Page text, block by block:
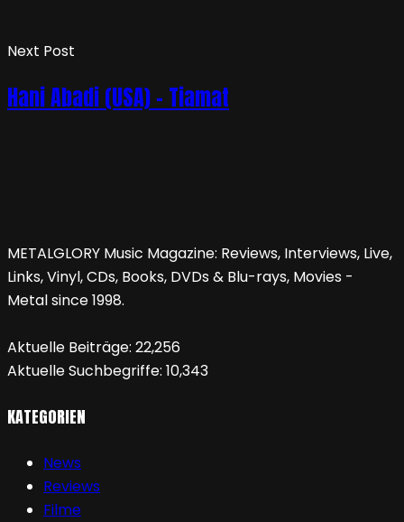
Next Post
Hani Abadi (USA) – Tiamat
METALGLORY Music Magazine: Reviews, Interviews, Live,
Links, Vinyl, CDs, Books, DVDs & Blu-rays, Movies -
Metal since 1998.
Aktuelle Beiträge: 22,256
Aktuelle Suchbegriffe: 10,343
KATEGORIEN
News
Reviews
Filme